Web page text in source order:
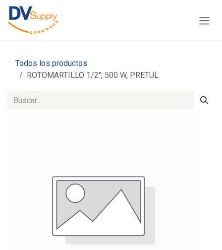
Ir al contenido
Todos los productos
ROTOMARTILLO 1/2", 500 W, PRETUL